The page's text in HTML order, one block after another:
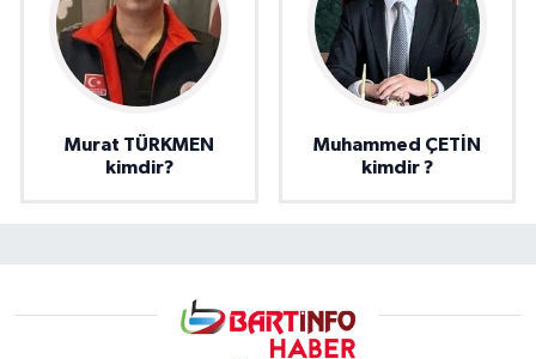
Murat TÜRKMEN
kimdir?
Muhammed ÇETİN
kimdir ?